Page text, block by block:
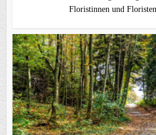
Floristinnen und